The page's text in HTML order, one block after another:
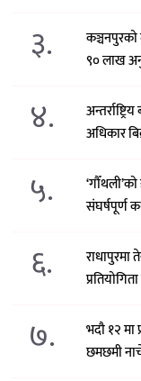
३.
कञ्चनपुरको
९० लाख
४.
अधिकार
५.
संघर्षपूर्ण
६.
७.
भदौ १२ मा
छमछमी